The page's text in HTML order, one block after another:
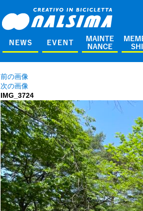
前の画像
次の画像
IMG_3724